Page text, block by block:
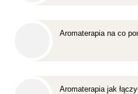
Aromaterapia na co
Aromaterapia jak